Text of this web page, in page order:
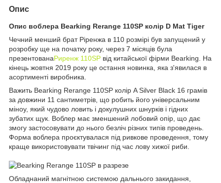
Опис
Опис воблера Bearking Rerange 110SP колір D Mat Tiger
Чечний менший брат Ріренжа в 110 розмірі був запущений у
розробку ще на початку року, через 7 місяців була
презентованаРиренж 110SP від китайської фірми Bearking. На
кінець жовтня 2019 року це остання новинка, яка з'явилася в
асортименті виробника.
Важить Bearking Rerange 110SP колір A Silver Black 16 грамів
за довжини 11 сантиметрів, що робить його універсальним
міноу, який чудово ловить і докулушних шнурків і гідних
зубатих щук. Воблер має зменшений лобовий опір, що дає
змогу застосовувати до нього безліч різних типів проведень.
Форма воблера проєктувалася під ривкове проведення, тому
краще використовувати твічинг під час лову хижої риби.
Обладнаний магнітною системою дальнього закидання,